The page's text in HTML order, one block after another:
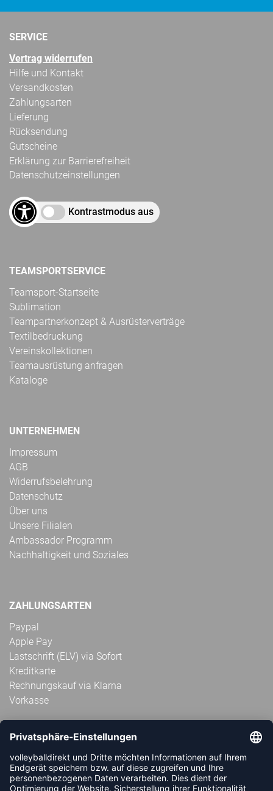
SERVICE
Vertrag widerrufen
Hilfe und Kontakt
Versandkosten
Zahlungsarten
Lieferung
Rücksendung
Gutscheine
Erklärung zur Barrierefreiheit
Datenschutzeinstellungen
Kontrastmodus aus
TEAMSPORTSERVICE
Teamsport-Startseite
Sublimation
Teampartnerkonzept & Ausrüsterverträge
Textilbedruckung
Vereinskollektionen
Teamausrüstung anfragen
Kataloge
UNTERNEHMEN
Impressum
AGB
Widerrufsbelehrung
Datenschutz
Über uns
Unsere Filialen
Ambassador Programm
Nachhaltigkeit und Soziales
ZAHLUNGSARTEN
Paypal
Apple Pay
Lastschrift (ELV) via Sofort
Kreditkarte
Rechnungskauf via Klarna
Vorkasse
ABONNIERE JETZT DEN KOSTENLOSEN
VOLLEYBALLDIREKT-NEWSLETTER UND VERPASSE KEINE
NEUIGKEIT ODER AKTION MEHR.